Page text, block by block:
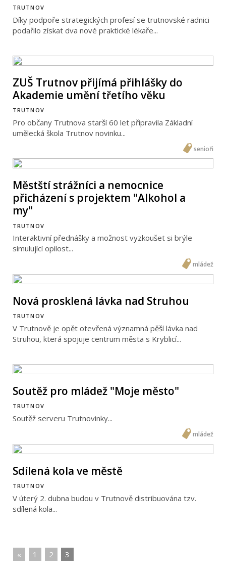
TRUTNOV
Díky podpoře strategických profesí se trutnovské radnici
podařilo získat dva nové praktické lékaře...
ZUŠ Trutnov přijímá přihlášky do
Akademie umění třetího věku
TRUTNOV
Pro občany Trutnova starší 60 let připravila Základní
umělecká škola Trutnov novinku...
senioři
Městští strážníci a nemocnice
přicházení s projektem "Alkohol a
my"
TRUTNOV
Interaktivní přednášky a možnost vyzkoušet si brýle
simulující opilost...
mládež
Nová prosklená lávka nad Struhou
TRUTNOV
V Trutnově je opět otevřená významná pěší lávka nad
Struhou, která spojuje centrum města s Kryblicí...
Soutěž pro mládež "Moje město"
TRUTNOV
Soutěž serveru Trutnovinky...
mládež
Sdílená kola ve městě
TRUTNOV
V úterý 2. dubna budou v Trutnově distribuována tzv.
sdílená kola...
« 1 2 3